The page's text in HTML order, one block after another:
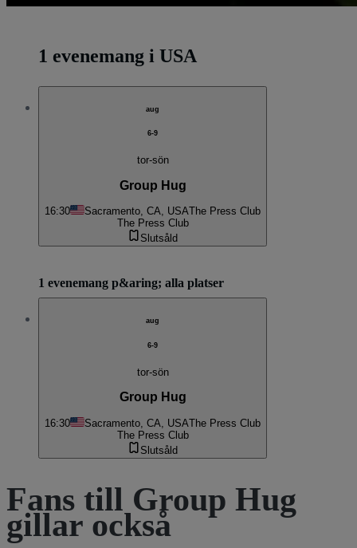
1 evenemang i USA
aug
6-9
tor-sön
Group Hug
16:30 Sacramento, CA, USAThe Press Club
The Press Club
Slutsåld
1 evenemang p&aring; alla platser
aug
6-9
tor-sön
Group Hug
16:30 Sacramento, CA, USAThe Press Club
The Press Club
Slutsåld
Fans till Group Hug
gillar också